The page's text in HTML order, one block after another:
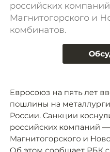
российских
Магнитогорского и
комбинатов.
Евросоюз на пять лет
пошлины на
России. Санкции
российских компаний —
Магнитогорского и